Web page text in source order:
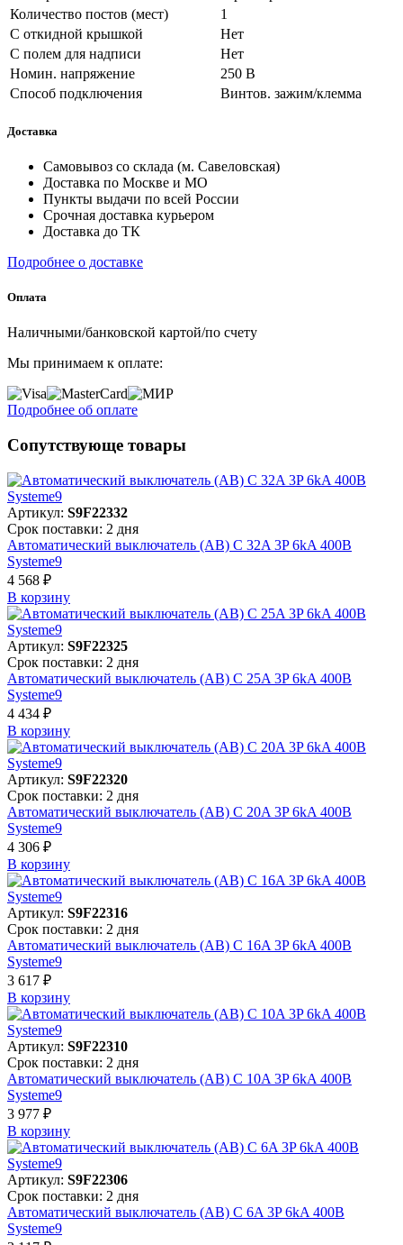
Количество постов (мест)
1
С откидной крышкой
Нет
С полем для надписи
Нет
Номин. напряжение
250 В
Способ подключения
Винтов. зажим/клемма
Доставка
Самовывоз со склада (м. Савеловская)
Доставка по Москве и МО
Пункты выдачи по всей России
Срочная доставка курьером
Доставка до ТК
Подробнее о доставке
Оплата
Наличными/банковской картой/по счету
Мы принимаем к оплате:
Подробнее об оплате
Сопутствующе товары
Артикул: S9F22332
Срок поставки: 2 дня
Автоматический выключатель (АВ) C 32A 3P 6kA 400В
Systeme9
4 568 ₽
В корзинy
Артикул: S9F22325
Срок поставки: 2 дня
Автоматический выключатель (АВ) C 25A 3P 6kA 400В
Systeme9
4 434 ₽
В корзинy
Артикул: S9F22320
Срок поставки: 2 дня
Автоматический выключатель (АВ) C 20A 3P 6kA 400В
Systeme9
4 306 ₽
В корзинy
Артикул: S9F22316
Срок поставки: 2 дня
Автоматический выключатель (АВ) C 16A 3P 6kA 400В
Systeme9
3 617 ₽
В корзинy
Артикул: S9F22310
Срок поставки: 2 дня
Автоматический выключатель (АВ) C 10A 3P 6kA 400В
Systeme9
3 977 ₽
В корзинy
Артикул: S9F22306
Срок поставки: 2 дня
Автоматический выключатель (АВ) C 6A 3P 6kA 400В
Systeme9